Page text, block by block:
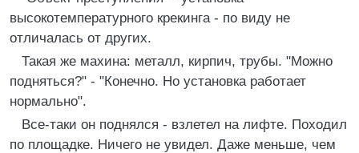
высокотемпературного крекинга - по виду не
отличалась от других.
Такая же махина: металл, кирпич, трубы. "Можно
подняться?" - "Конечно. Но установка работает
нормально".
Все-таки он поднялся - взлетел на лифте. Походил
по площадке. Ничего не увидел. Даже меньше, чем